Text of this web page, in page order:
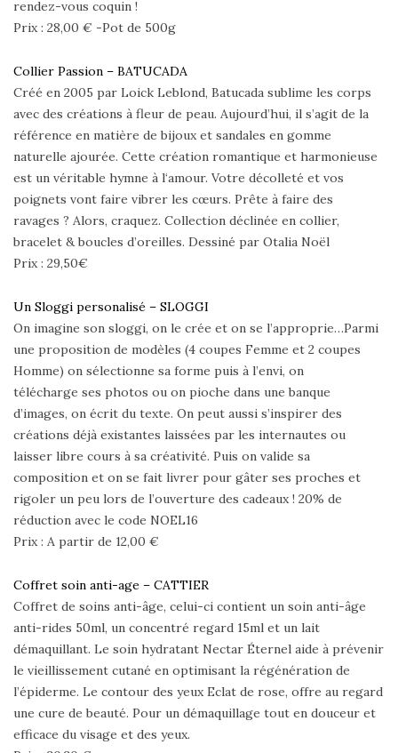
rendez-vous coquin !
Prix : 28,00 € -Pot de 500g
Collier Passion – BATUCADA
Créé en 2005 par Loick Leblond, Batucada sublime les corps
avec des créations à fleur de peau. Aujourd’hui, il s’agit de la
référence en matière de bijoux et sandales en gomme
naturelle ajourée. Cette création romantique et harmonieuse
est un véritable hymne à l‘amour. Votre décolleté et vos
poignets vont faire vibrer les cœurs. Prête à faire des
ravages ? Alors, craquez. Collection déclinée en collier,
bracelet & boucles d’oreilles. Dessiné par Otalia Noël
Prix : 29,50€
Un Sloggi personalisé – SLOGGI
On imagine son sloggi, on le crée et on se l’approprie…Parmi
une proposition de modèles (4 coupes Femme et 2 coupes
Homme) on sélectionne sa forme puis à l’envi, on
télécharge ses photos ou on pioche dans une banque
d’images, on écrit du texte. On peut aussi s’inspirer des
créations déjà existantes laissées par les internautes ou
laisser libre cours à sa créativité. Puis on valide sa
composition et on se fait livrer pour gâter ses proches et
rigoler un peu lors de l’ouverture des cadeaux ! 20% de
réduction avec le code NOEL16
Prix : A partir de 12,00 €
Coffret soin anti-age – CATTIER
Coffret de soins anti-âge, celui-ci contient un soin anti-âge
anti-rides 50ml, un concentré regard 15ml et un lait
démaquillant. Le soin hydratant Nectar Éternel aide à prévenir
le vieillissement cutané en optimisant la régénération de
l’épiderme. Le contour des yeux Eclat de rose, offre au regard
une cure de beauté. Pour un démaquillage tout en douceur et
efficace du visage et des yeux.